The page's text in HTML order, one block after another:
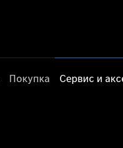
Покупка Сервис и